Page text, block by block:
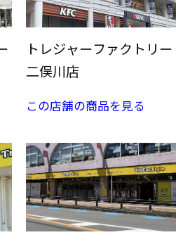
トレジャーファクトリー
二俣川店
この店舗の商品を見る